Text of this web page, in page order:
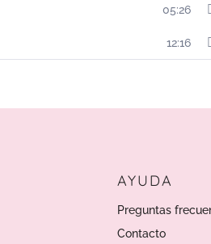
05:26
12:16
AYUDA
Preguntas
Contacto